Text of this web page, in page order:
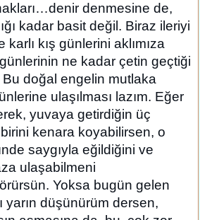
denmesine de,
kadar basit değil. Biraz ileriyi
kış günlerini aklımıza
ne kadar çetin geçtiği
doğal engelin mutlaka
ulaşılması lazım. Eğer
yuvaya getirdiğin üç
kenara koyabilirsen, o
saygıyla eğildiğini ve
ulaşabilmeni
Yoksa bugün gelen
yarın düşünürüm dersen,